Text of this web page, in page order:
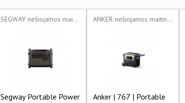
SEGWAY nešiojamos maitinimo stotys
Segway Portable Power
ANKER nešiojamos maitinimo stotys
Anker | 767 | Portable